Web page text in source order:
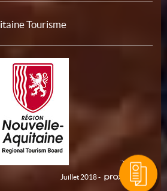
Tourisme
Juillet 2018 -